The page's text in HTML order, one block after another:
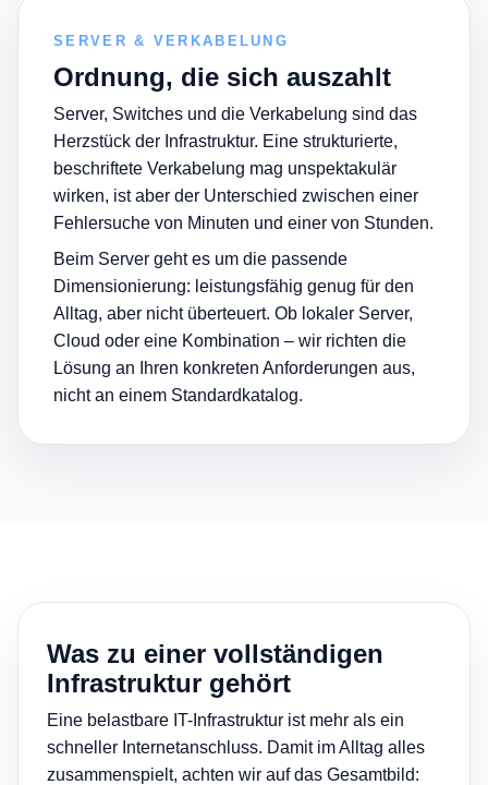
SERVER & VERKABELUNG
Ordnung, die sich auszahlt
Server, Switches und die Verkabelung sind das
Herzstück der Infrastruktur. Eine strukturierte,
beschriftete Verkabelung mag unspektakulär
wirken, ist aber der Unterschied zwischen einer
Fehlersuche von Minuten und einer von Stunden.
Beim Server geht es um die passende
Dimensionierung: leistungsfähig genug für den
Alltag, aber nicht überteuert. Ob lokaler Server,
Cloud oder eine Kombination – wir richten die
Lösung an Ihren konkreten Anforderungen aus,
nicht an einem Standardkatalog.
Was zu einer vollständigen
Infrastruktur gehört
Eine belastbare IT-Infrastruktur ist mehr als ein
schneller Internetanschluss. Damit im Alltag alles
zusammenspielt, achten wir auf das Gesamtbild: